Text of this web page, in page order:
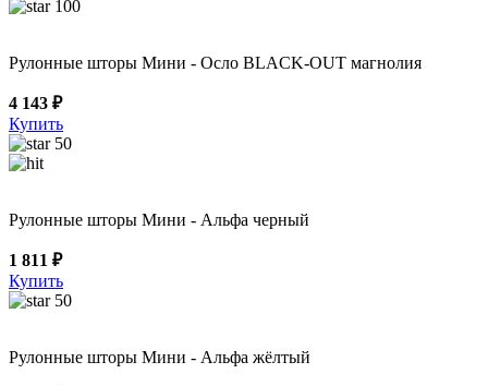
100
Рулонные шторы Мини - Осло BLACK-OUT магнолия
4 143 ₽
Купить
50
Рулонные шторы Мини - Альфа черный
1 811 ₽
Купить
50
Рулонные шторы Мини - Альфа жёлтый